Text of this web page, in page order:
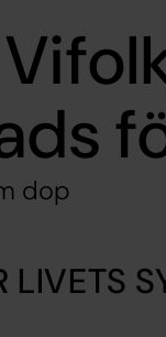
dop
LIVETS